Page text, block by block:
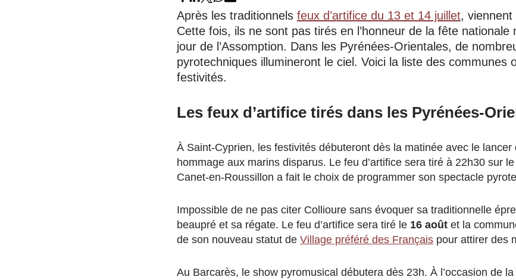
Après les traditionnels feux d’artifice du 13 et 14 juillet, viennent
Cette fois, ils ne sont pas tirés en l’honneur de la fête nationale
jour de l’Assomption. Dans les Pyrénées-Orientales, de
pyrotechniques illumineront le ciel. Voici la liste des communes
festivités.
Les feux d’artifice tirés dans les Pyrénées-
À Saint-Cyprien, les festivités débuteront dès la matinée avec le lancer
hommage aux marins disparus. Le feu d’artifice sera tiré à 22h30 sur
Canet-en-Roussillon a fait le choix de programmer son spectacle
Impossible de ne pas citer Collioure sans évoquer sa traditionnelle
beaupré et sa régate. Le feu d’artifice sera tiré le 16 août et la
de son nouveau statut de Village préféré des Français pour attirer des
Au Barcarès, le show pyromusical débutera dès 23h. À l’occasion de